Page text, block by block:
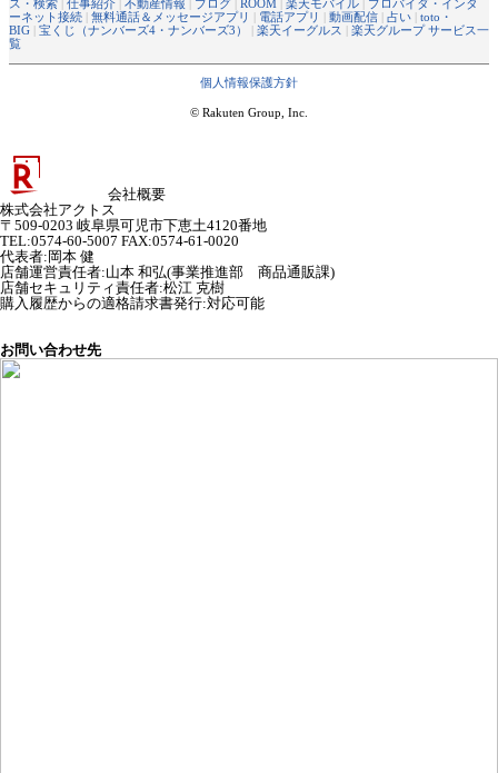
ス・検索 仕事紹介 不動産情報 ブログ ROOM 楽天モバイル
プロバイダ・インタ
ーネット接続 | 無料通話＆メッセージアプリ | 電話アプリ | 動画配信 | 占い | toto・
BIG | 宝くじ（ナンバーズ4・ナンバーズ3） | 楽天イーグルス | 楽天グループ サービス一
覧
個人情報保護方針
© Rakuten Group, Inc.
会社概要
株式会社アクトス
〒509-0203 岐阜県可児市下恵土4120番地
TEL:0574-60-5007 FAX:0574-61-0020
代表者: 岡本 健
店舗運営責任者:山本 和弘(事業推進部 商品通販課)
店舗セキュリティ責任者:松江 克樹
購入履歴からの適格請求書発行:対応可能
お問い合わせ先